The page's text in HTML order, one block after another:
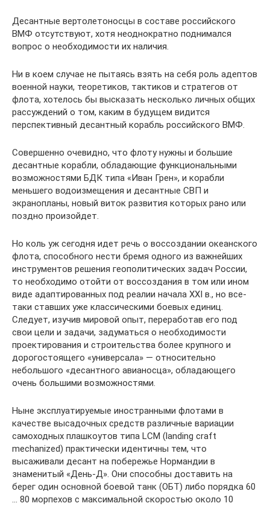
Десантные вертолетоносцы в составе российского
ВМФ отсутствуют, хотя неоднократно поднимался
вопрос о необходимости их наличия.
Ни в коем случае не пытаясь взять на себя роль адептов
военной науки, теоретиков, тактиков и стратегов от
флота, хотелось бы высказать несколько личных общих
рассуждений о том, каким в будущем видится
перспективный десантный корабль российского ВМФ.
Совершенно очевидно, что флоту нужны и большие
десантные корабли, обладающие функциональными
возможностями БДК типа «Иван Грен», и корабли
меньшего водоизмещения и десантные СВП и
экранопланы, новый виток развития которых рано или
поздно произойдет.
Но коль уж сегодня идет речь о воссоздании океанского
флота, способного нести бремя одного из важнейших
инструментов решения геополитических задач России,
то необходимо отойти от воссоздания в том или ином
виде адаптированных под реалии начала XXI в., но все-
таки ставших уже классическими боевых единиц.
Следует, изучив мировой опыт, переработав его под
свои цели и задачи, задуматься о необходимости
проектирования и строительства более крупного и
дорогостоящего «универсала» — относительно
небольшого «десантного авианосца», обладающего
очень большими возможностями.
Ныне эксплуатируемые иностранными флотами в
качестве высадочных средств различные вариации
самоходных плашкоутов типа LCM (landing craft
mechanized) практически идентичны тем, что
высаживали десант на побережье Нормандии в
знаменитый «День-Д». Они способны доставить на
берег один основной боевой танк (ОБТ) либо порядка 60
… 80 морпехов с максимальной скоростью около 10